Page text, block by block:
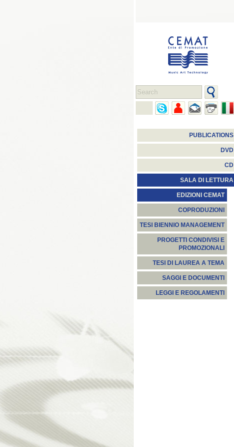
PUBLICATIONS
DVD
CD
SALA DI LETTURA
EDIZIONI CEMAT
COPRODUZIONI
TESI BIENNIO MANAGEMENT
PROGETTI CONDIVISI E
PROMOZIONALI
TESI DI LAUREA A TEMA
SAGGI E DOCUMENTI
LEGGI E REGOLAMENTI